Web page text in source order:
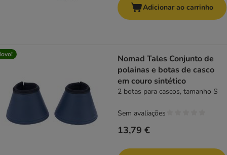
Adicionar ao carrinho
Nomad Tales Conjunto de
polainas e botas de casco
em couro sintético
2 botas para cascos, tamanho S
13,79 €
Sem avaliações